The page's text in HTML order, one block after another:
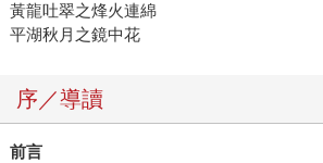
黃龍吐翠之烽火連綿
平湖秋月之鏡中花
序／導讀
前言